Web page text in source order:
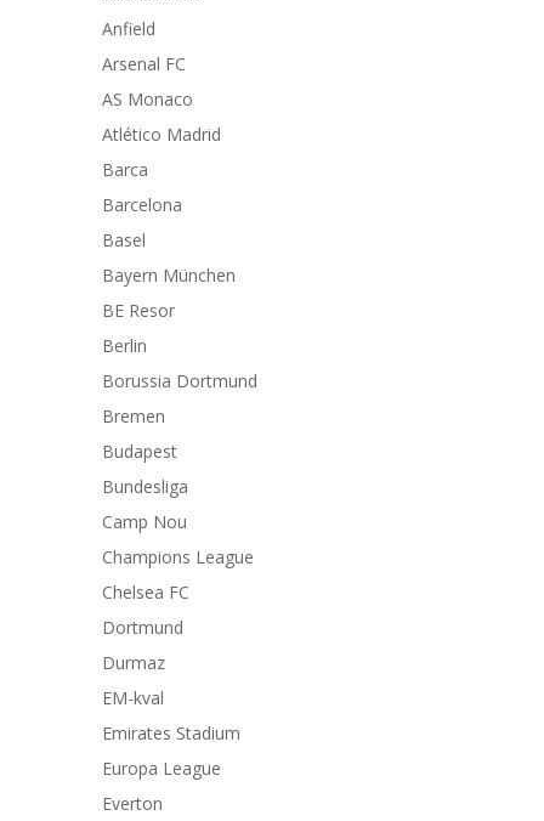
Anfield
Arsenal FC
AS Monaco
Atlético Madrid
Barca
Barcelona
Basel
Bayern München
BE Resor
Berlin
Borussia Dortmund
Bremen
Budapest
Bundesliga
Camp Nou
Champions League
Chelsea FC
Dortmund
Durmaz
EM-kval
Emirates Stadium
Europa League
Everton